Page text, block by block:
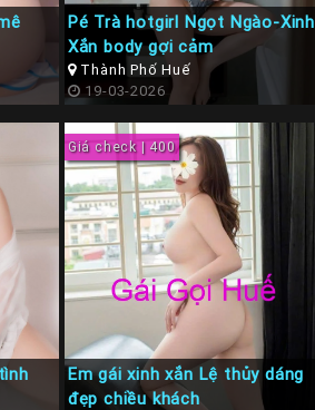
Pé Trà hotgirl Ngọt Ngào-Xinh
Xắn body gợi cảm
Thành Phố Huế
19-03-2026
Giá check | 400
Em gái xinh xắn Lệ thủy dáng
đẹp chiều khách